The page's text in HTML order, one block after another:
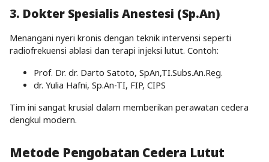
3. Dokter Spesialis Anestesi (Sp.An)
Menangani nyeri kronis dengan teknik intervensi seperti
radiofrekuensi ablasi dan terapi injeksi lutut. Contoh:
Prof. Dr. dr. Darto Satoto, SpAn,TI.Subs.An.Reg.
dr. Yulia Hafni, Sp.An-TI, FIP, CIPS
Tim ini sangat krusial dalam memberikan perawatan cedera
dengkul modern.
Metode Pengobatan Cedera Lutut